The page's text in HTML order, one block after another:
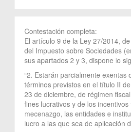
Contestación completa:
El artículo 9 de la Ley 27/2014,
del Impuesto sobre Sociedades
sus apartados 2 y 3, dispone lo
“2. Estarán parcialmente exentas
términos previstos en el título II
23 de diciembre, de régimen
fines lucrativos y de los incentivos
mecenazgo, las entidades e
lucro a las que sea de aplicación